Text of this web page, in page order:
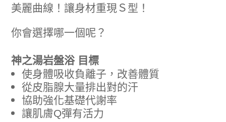
美麗曲線！讓身材重現Ｓ型！
你會選擇哪一個呢？
神之湯岩盤浴 目標
使身體吸收負離子，改善體質
從皮脂腺大量排出對的汗
協助強化基礎代謝率
讓肌膚Q彈有活力